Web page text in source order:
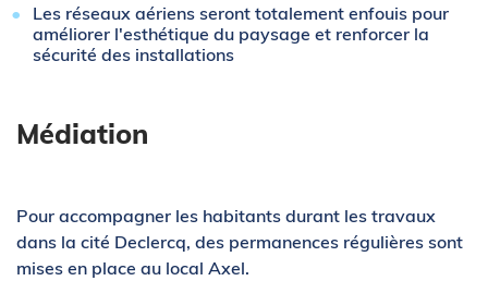
Les réseaux aériens seront totalement enfouis pour
améliorer l'esthétique du paysage et renforcer la
sécurité des installations
Médiation
Pour accompagner les habitants durant les travaux
dans la cité Declercq, des permanences régulières sont
mises en place au local Axel.